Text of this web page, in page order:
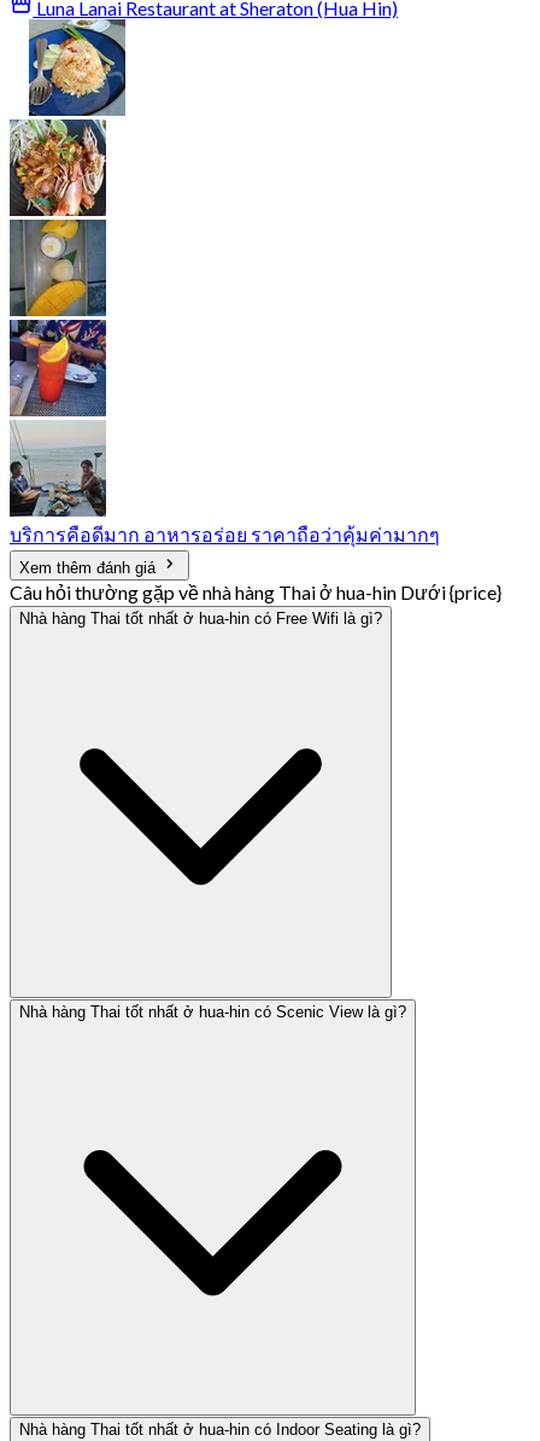
Luna Lanai Restaurant at Sheraton (Hua Hin)
บริการคือดีมาก อาหารอร่อย ราคาถือว่าคุ้มค่ามากๆ
Xem thêm đánh giá
Câu hỏi thường gặp về nhà hàng Thai ở hua-hin Dưới {price}
Nhà hàng Thai tốt nhất ở hua-hin có Free Wifi là gì?
Nhà hàng Thai tốt nhất ở hua-hin có Scenic View là gì?
Nhà hàng Thai tốt nhất ở hua-hin có Indoor Seating là gì?